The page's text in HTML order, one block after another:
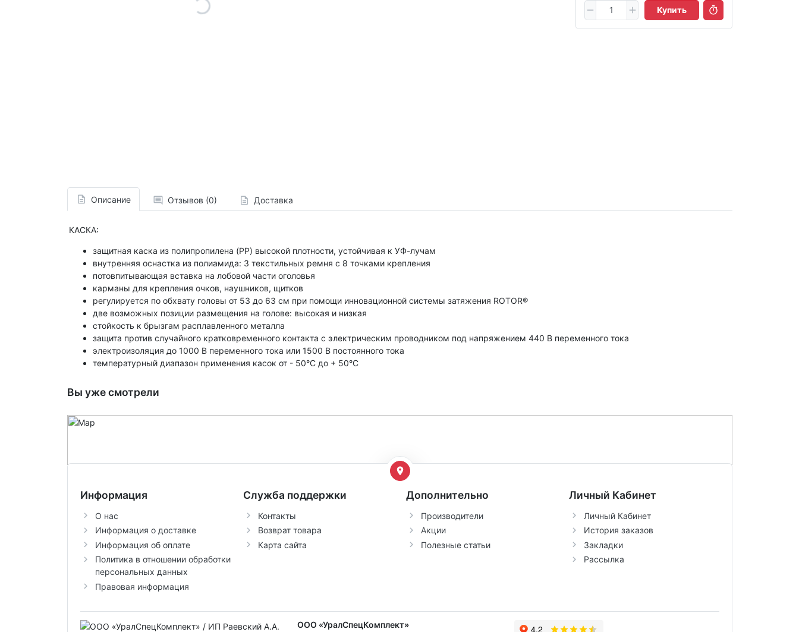
Купить
Описание Отзывов (0) Доставка
КАСКА:
защитная каска из полипропилена (PP) высокой плотности, устойчивая к УФ-лучам
внутренняя оснастка из полиамида: 3 текстильных ремня с 8 точками крепления
потовпитывающая вставка на лобовой части оголовья
карманы для крепления очков, наушников, щитков
регулируется по обхвату головы от 53 до 63 см при помощи инновационной системы затяжения ROTOR®
две возможных позиции размещения на голове: высокая и низкая
стойкость к брызгам расплавленного металла
защита против случайного кратковременного контакта с электрическим проводником под напряжением 440 В переменного тока
электроизоляция до 1000 В переменного тока или 1500 В постоянного тока
температурный диапазон применения касок от - 50°C до + 50°C
Вы уже смотрели
Информация
О нас
Информация о доставке
Информация об оплате
Политика в отношении обработки
персональных данных
Правовая информация
Служба поддержки
Контакты
Возврат товара
Карта сайта
Дополнительно
Производители
Акции
Полезные статьи
Личный Кабинет
Личный Кабинет
История заказов
Закладки
Рассылка
ООО «УралСпецКомплект»